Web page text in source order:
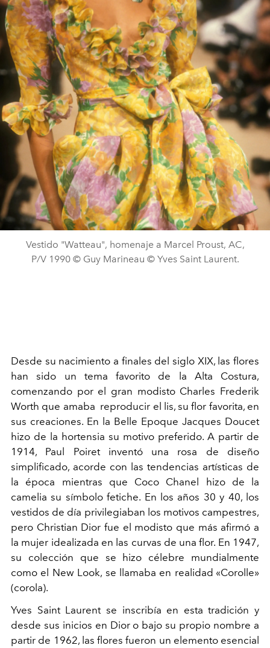
Vestido "Watteau", homenaje a Marcel Proust, AC,
P/V 1990 © Guy Marineau © Yves Saint Laurent.
Desde su nacimiento a finales del siglo XIX, las flores
han sido un tema favorito de la Alta Costura,
comenzando por el gran modisto Charles Frederik
Worth que amaba reproducir el lis, su flor favorita, en
sus creaciones. En la Belle Epoque Jacques Doucet
hizo de la hortensia su motivo preferido. A partir de
1914, Paul Poiret inventó una rosa de diseño
simplificado, acorde con las tendencias artísticas de
la época mientras que Coco Chanel hizo de la
camelia su símbolo fetiche. En los años 30 y 40, los
vestidos de día privilegiaban los motivos campestres,
pero Christian Dior fue el modisto que más afirmó a
la mujer idealizada en las curvas de una flor. En 1947,
su colección que se hizo célebre mundialmente
como el New Look, se llamaba en realidad «Corolle»
(corola).
Yves Saint Laurent se inscribía en esta tradición y
desde sus inicios en Dior o bajo su propio nombre a
partir de 1962, las flores fueron un elemento esencial